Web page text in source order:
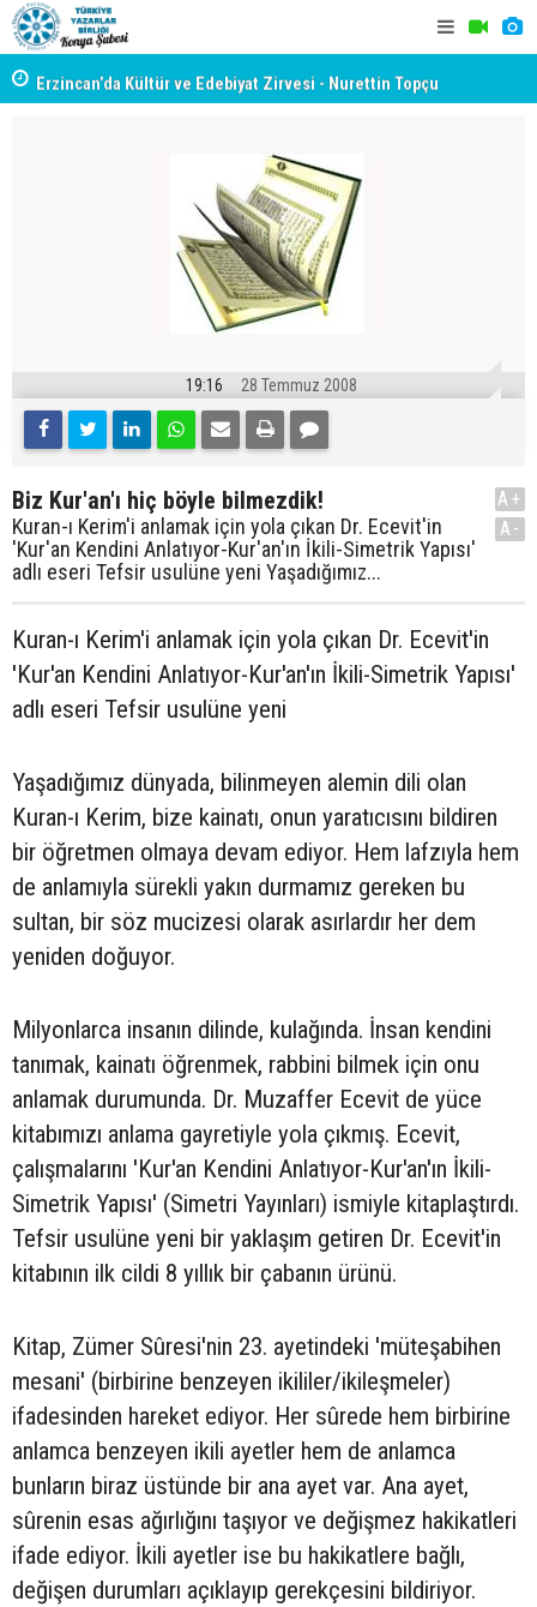
Erzincan’da Kültür ve Edebiyat Zirvesi - Nurettin Topçu
19:16 28 Temmuz 2008
Biz Kur'an'ı hiç böyle bilmezdik!
Kuran-ı Kerim'i anlamak için yola çıkan Dr. Ecevit'in
'Kur'an Kendini Anlatıyor-Kur'an'ın İkili-Simetrik Yapısı'
adlı eseri Tefsir usulüne yeni Yaşadığımız...
A+
A-
Kuran-ı Kerim'i anlamak için yola çıkan Dr. Ecevit'in
'Kur'an Kendini Anlatıyor-Kur'an'ın İkili-Simetrik Yapısı'
adlı eseri Tefsir usulüne yeni
Yaşadığımız dünyada, bilinmeyen alemin dili olan
Kuran-ı Kerim, bize kainatı, onun yaratıcısını bildiren
bir öğretmen olmaya devam ediyor. Hem lafzıyla hem
de anlamıyla sürekli yakın durmamız gereken bu
sultan, bir söz mucizesi olarak asırlardır her dem
yeniden doğuyor.
Milyonlarca insanın dilinde, kulağında. İnsan kendini
tanımak, kainatı öğrenmek, rabbini bilmek için onu
anlamak durumunda. Dr. Muzaffer Ecevit de yüce
kitabımızı anlama gayretiyle yola çıkmış. Ecevit,
çalışmalarını 'Kur'an Kendini Anlatıyor-Kur'an'ın İkili-
Simetrik Yapısı' (Simetri Yayınları) ismiyle kitaplaştırdı.
Tefsir usulüne yeni bir yaklaşım getiren Dr. Ecevit'in
kitabının ilk cildi 8 yıllık bir çabanın ürünü.
Kitap, Zümer Sûresi'nin 23. ayetindeki 'müteşabihen
mesani' (birbirine benzeyen ikililer/ikileşmeler)
ifadesinden hareket ediyor. Her sûrede hem birbirine
anlamca benzeyen ikili ayetler hem de anlamca
bunların biraz üstünde bir ana ayet var. Ana ayet,
sûrenin esas ağırlığını taşıyor ve değişmez hakikatleri
ifade ediyor. İkili ayetler ise bu hakikatlere bağlı,
değişen durumları açıklayıp gerekçesini bildiriyor.